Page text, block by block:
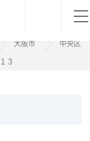
大阪市
中央区
３